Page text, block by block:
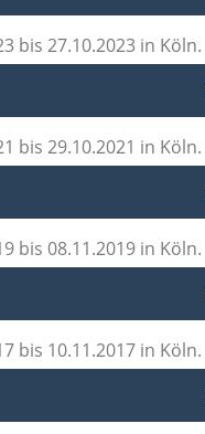
bis 27.10.2023 in Köln.
bis 29.10.2021 in Köln.
bis 08.11.2019 in Köln.
bis 10.11.2017 in Köln.